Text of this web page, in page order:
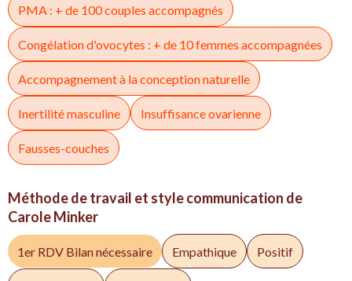
PMA : + de 100 couples accompagnés
Congélation d'ovocytes : + de 10 femmes accompagnées
Accompagnement à la conception naturelle
Inertilité masculine Insuffisance ovarienne
Fausses-couches
Méthode de travail et style communication de
Carole Minker
1er RDV Bilan nécessaire Empathique Positif